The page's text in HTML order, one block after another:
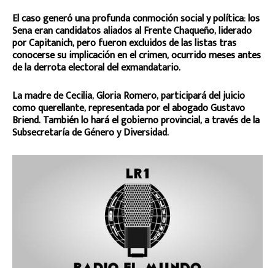
El caso generó una profunda conmoción social y política: los
Sena eran candidatos aliados al Frente Chaqueño, liderado
por Capitanich, pero fueron excluidos de las listas tras
conocerse su implicación en el crimen, ocurrido meses antes
de la derrota electoral del exmandatario.
La madre de Cecilia, Gloria Romero, participará del juicio
como querellante, representada por el abogado Gustavo
Briend. También lo hará el gobierno provincial, a través de la
Subsecretaría de Género y Diversidad.